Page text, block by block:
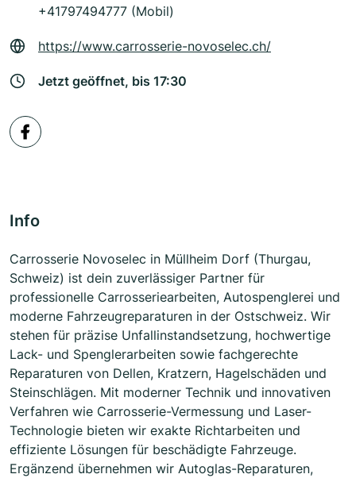
+41797494777 (Mobil)
https://www.carrosserie-novoselec.ch/
Jetzt geöffnet, bis 17:30
Info
Carrosserie Novoselec in Müllheim Dorf (Thurgau,
Schweiz) ist dein zuverlässiger Partner für
professionelle Carrosseriearbeiten, Autospenglerei und
moderne Fahrzeugreparaturen in der Ostschweiz. Wir
stehen für präzise Unfallinstandsetzung, hochwertige
Lack- und Spenglerarbeiten sowie fachgerechte
Reparaturen von Dellen, Kratzern, Hagelschäden und
Steinschlägen. Mit moderner Technik und innovativen
Verfahren wie Carrosserie-Vermessung und Laser-
Technologie bieten wir exakte Richtarbeiten und
effiziente Lösungen für beschädigte Fahrzeuge.
Ergänzend übernehmen wir Autoglas-Reparaturen,